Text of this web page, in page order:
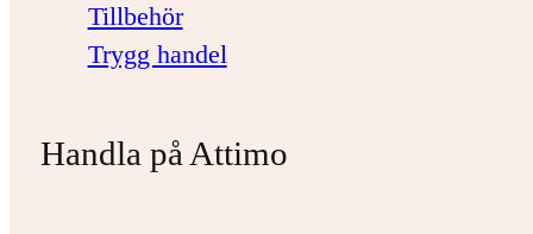
Tillbehör
Trygg handel
Handla på Attimo